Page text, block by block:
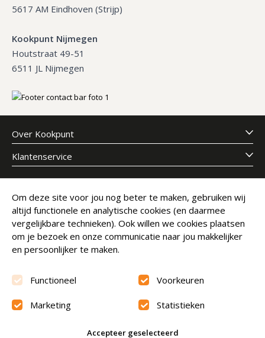
5617 AM Eindhoven (Strijp)
Kookpunt Nijmegen
Houtstraat 49-51
6511 JL Nijmegen
Over Kookpunt
Klantenservice
Meld je aan voor onze nieuwsbrief
E-mailadres
Abonneer
Beoordeling9.6
Om deze site voor jou nog beter te maken, gebruiken wij
altijd functionele en analytische cookies (en daarmee
vergelijkbare technieken). Ook willen we cookies plaatsen
om je bezoek en onze communicatie naar jou makkelijker
en persoonlijker te maken.
Functioneel Voorkeuren
Marketing Statistieken
Accepteer geselecteerd